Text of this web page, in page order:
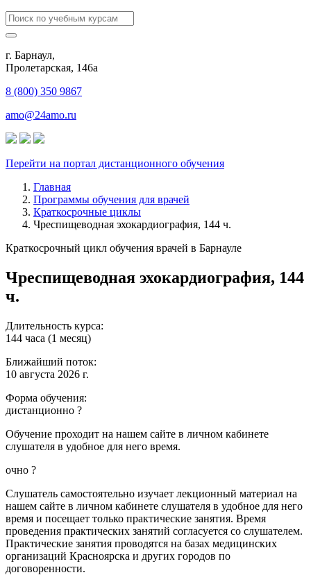
г. Барнаул,
​Пролетарская, 146а
8 (800) 350 9867
amo@24amo.ru
Перейти на портал дистанционного обучения
Главная
Программы обучения для врачей
Краткосрочные циклы
Чреспищеводная эхокардиография, 144 ч.
Краткосрочный цикл обучения врачей в Барнауле
Чреспищеводная эхокардиография, 144
ч.
Длительность курса:
144 часа (1 месяц)
Ближайший поток:
10 августа 2026 г.
Форма обучения:
дистанционно ?
Обучение проходит на нашем сайте в личном кабинете
слушателя в удобное для него время.
очно ?
Слушатель самостоятельно изучает лекционный материал на
нашем сайте в личном кабинете слушателя в удобное для него
время и посещает только практические занятия. Время
проведения практических занятий согласуется со слушателем.
Практические занятия проводятся на базах медицинских
организаций Красноярска и других городов по
договоренности.